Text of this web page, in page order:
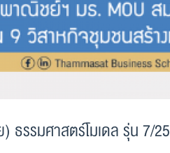
ธรรมศาสตร์โมเดล รุ่น 7/